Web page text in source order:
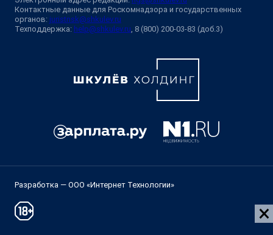
Контактные данные для Роскомнадзора и государственных
органов: juristnsk@shkulev.ru
Техподдержка: help@shkulev.ru , 8 (800) 200-03-83 (доб.3)
Разработка — ООО «Интернет Технологии»